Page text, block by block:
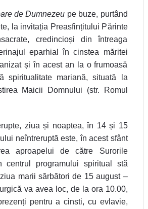
de Dumnezeu pe buze, purtând
la invitația Preasfințitului Părinte
credincioși din întreaga
eparhial în cinstea măritei
și în acest an la o frumoasă
spiritualitate mariană, situată la
Maicii Domnului (str. Romul
ziua și noaptea, în 14 și 15
neîntreruptă este, în acest sfânt
aproapelui de către Surorile
centrul programului spiritual stă
marii sărbători de 15 august –
va avea loc, de la ora 10.00,
pentru a cinsti, cu evlavie,